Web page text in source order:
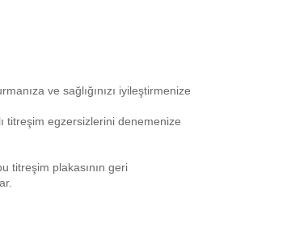
ve sağlığınızı iyileştirmenize
titreşim egzersizlerini denemenize
titreşim plakasının geri